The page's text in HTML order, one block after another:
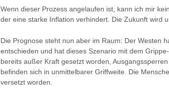
Wenn dieser Prozess angelaufen ist, kann ich mir
der eine starke Inflation verhindert. Die Zukunft wird
Die Prognose steht nun aber im Raum: Der Westen
entschieden und hat dieses Szenario mit dem
bereits außer Kraft gesetzt worden,
befinden sich in unmittelbarer Griffweite. Die
versetzt worden.